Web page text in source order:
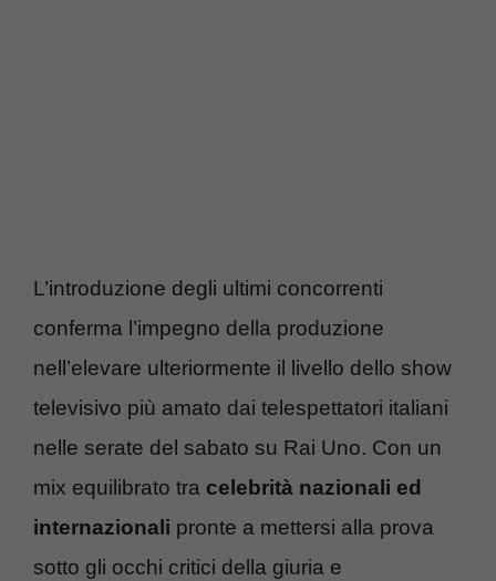
L’introduzione degli ultimi concorrenti
conferma l’impegno della produzione
nell’elevare ulteriormente il livello dello show
televisivo più amato dai telespettatori italiani
nelle serate del sabato su Rai Uno. Con un
mix equilibrato tra celebrità nazionali ed
internazionali pronte a mettersi alla prova
sotto gli occhi critici della giuria e